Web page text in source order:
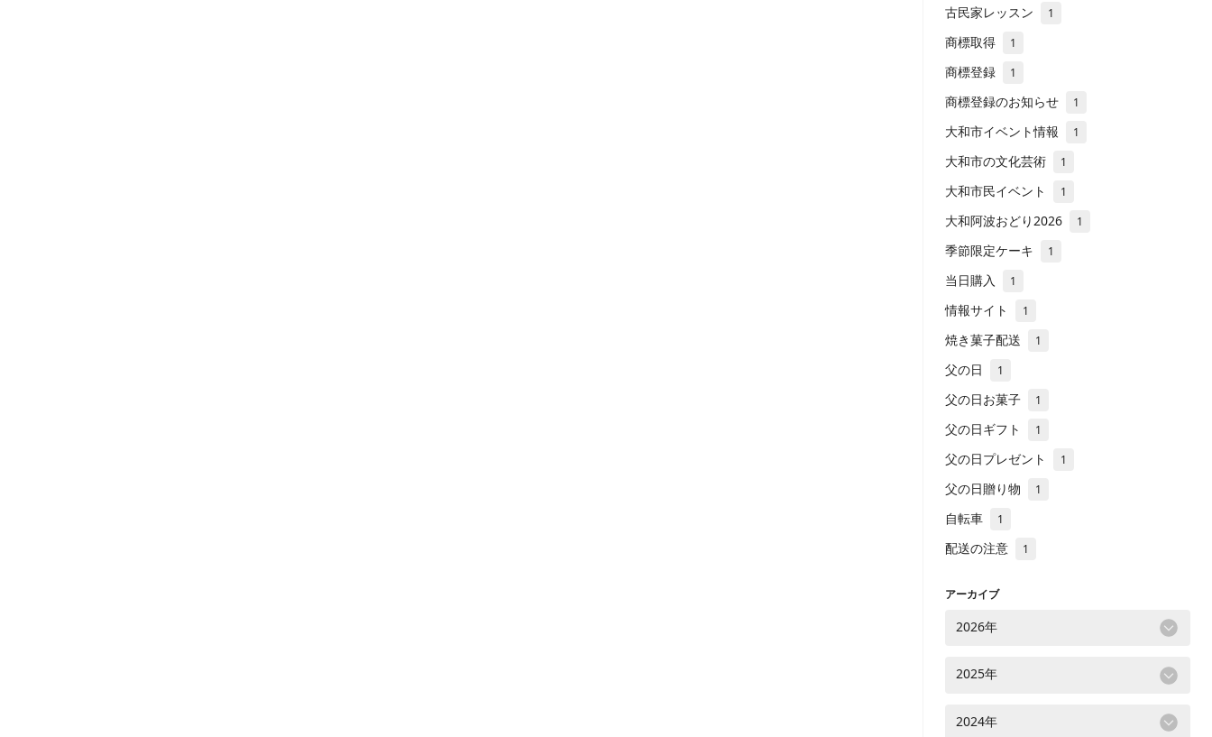
古民家レッスン 1
商標取得 1
商標登録 1
商標登録のお知らせ 1
大和市イベント情報 1
大和市の文化芸術 1
大和市民イベント 1
大和阿波おどり2026 1
季節限定ケーキ 1
当日購入 1
情報サイト 1
焼き菓子配送 1
父の日 1
父の日お菓子 1
父の日ギフト 1
父の日プレゼント 1
父の日贈り物 1
自転車 1
配送の注意 1
アーカイブ
2026年
2025年
2024年